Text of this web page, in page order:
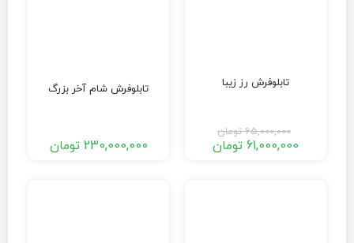
تابلوفرش رز زیبا
65,000,000 تومان
61,000,000 تومان
تابلوفرش شام آخر بزرگ
230,000,000 تومان